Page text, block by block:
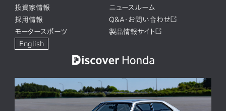
投資家情報
ニュースルーム
採用情報
Q&A・お問い合わせ
モータースポーツ
製品情報サイト
English